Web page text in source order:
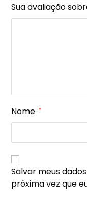
Sua avaliação
Nome *
Salvar meus
próxima vez que